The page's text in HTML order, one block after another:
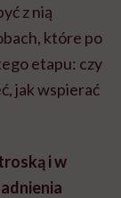
z nią
które po
etapu: czy
jak wspierać
i w